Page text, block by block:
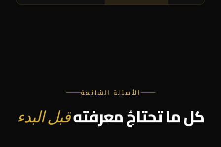
الأسئلة الشائعة
كل ما تحتاجُ معرفتهقبل البدء